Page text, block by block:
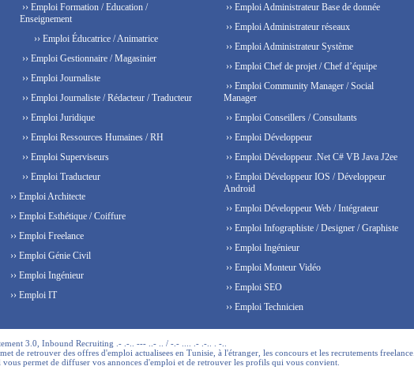
›› Emploi Formation / Education /
Enseignement
›› Emploi Éducatrice / Animatrice
›› Emploi Gestionnaire / Magasinier
›› Emploi Journaliste
›› Emploi Journaliste / Rédacteur / Traducteur
›› Emploi Juridique
›› Emploi Ressources Humaines / RH
›› Emploi Superviseurs
›› Emploi Traducteur
›› Emploi Architecte
›› Emploi Esthétique / Coiffure
›› Emploi Freelance
›› Emploi Génie Civil
›› Emploi Ingénieur
›› Emploi IT
›› Emploi Administrateur Base de donnée
›› Emploi Administrateur réseaux
›› Emploi Administrateur Système
›› Emploi Chef de projet / Chef d’équipe
›› Emploi Community Manager / Social
Manager
›› Emploi Conseillers / Consultants
›› Emploi Développeur
›› Emploi Développeur .Net C# VB Java J2ee
›› Emploi Développeur IOS / Développeur
Android
›› Emploi Développeur Web / Intégrateur
›› Emploi Infographiste / Designer / Graphiste
›› Emploi Ingénieur
›› Emploi Monteur Vidéo
›› Emploi SEO
›› Emploi Technicien
3.0, Inbound Recruiting .- .-.. --- ..- .. / -.- .... .- .-.. . -..
de retrouver des offres d'emploi actualisees en Tunisie, à l'étranger, les concours et les recrutements freelance.
permet de diffuser vos annonces d'emploi et de retrouver les profils qui vous convient.